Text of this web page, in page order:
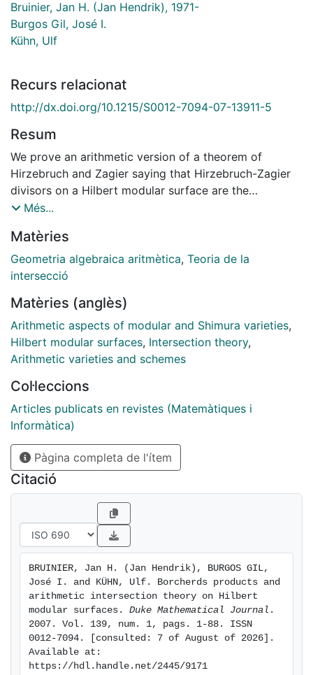
Bruinier, Jan H. (Jan Hendrik), 1971-
Burgos Gil, José I.
Kühn, Ulf
Recurs relacionat
http://dx.doi.org/10.1215/S0012-7094-07-13911-5
Resum
We prove an arithmetic version of a theorem of
Hirzebruch and Zagier saying that Hirzebruch-Zagier
divisors on a Hilbert modular surface are the
coefficients of an elliptic modular form of weight 2.
number of the line bundle of modular forms equipped
with its Petersson metric on a regular model of a
Hilbert modular surface, and we study Faltings heights
Més...
Matèries
Geometria algebraica aritmètica, Teoria de la
intersecció
Matèries (anglès)
Arithmetic aspects of modular and Shimura varieties,
Hilbert modular surfaces, Intersection theory,
Arithmetic varieties and schemes
Col·leccions
Articles publicats en revistes (Matemàtiques i
Informàtica)
Pàgina completa de l'ítem
Citació
BRUINIER, Jan H. (Jan Hendrik), BURGOS GIL,
José I. and KÜHN, Ulf. Borcherds products and
arithmetic intersection theory on Hilbert
modular surfaces. Duke Mathematical Journal .
2007. Vol. 139, num. 1, pags. 1-88. ISSN
0012-7094. [consulted: 7 of August of 2026].
Available at:
https://hdl.handle.net/2445/9171